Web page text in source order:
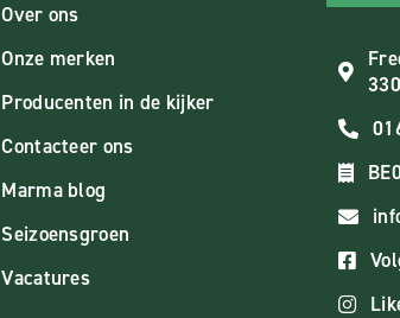
Over ons
Onze merken
Producenten in de kijker
Contacteer ons
Marma blog
Seizoensgroen
Vacatures